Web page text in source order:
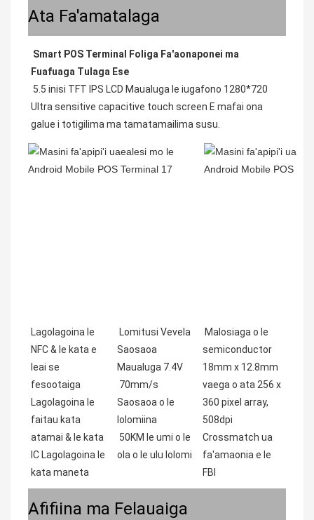
Ata Fa'amatalaga
Smart POS Terminal Foliga Fa'aonaponei ma
Fuafuaga Tulaga Ese
5.5 inisi TFT IPS LCD Maualuga le iugafono 1280*720
Ultra sensitive capacitive touch screen E mafai ona
galue i totigilima ma tamatamailima susu.
Lagolagoina le
NFC & le kata e
leai se
fesootaiga
Lagolagoina le
faitau kata
atamai & le kata
IC Lagolagoina le
kata maneta
Lomitusi Vevela
Saosaoa
Maualuga 7.4V
70mm/s
Saosaoa o le
lolomiina
50KM le umi o le
ola o le ulu lolomi
Malosiaga o le
semiconductor
18mm x 12.8mm
vaega o ata 256 x
360 pixel array,
508dpi
Crossmatch ua
fa'amaonia e le
FBI
Afifiina ma Felauaiga